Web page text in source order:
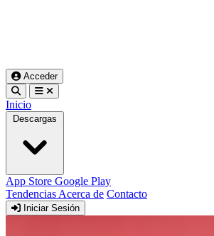
Acceder
Inicio
Descargas
App Store Google Play
Tendencias Acerca de Contacto
Iniciar Sesión